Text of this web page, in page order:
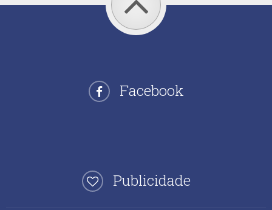
Facebook
Publicidade